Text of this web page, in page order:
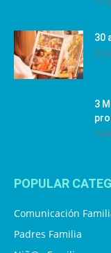
30
25
3
4
POPULAR
Comunicación
Padres Familia